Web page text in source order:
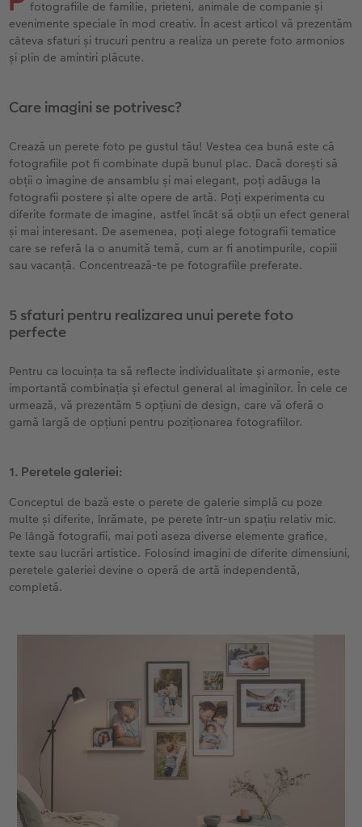
Exemplele clienților
Cum funcționează
Nature Prints
Dimensiunea imaginii
Fotografii standard
Cutii cu fotografii
Set fotografii
Instant Foto
Fotografie Aludibond
Galerie foto
Baghete pentru poster
Hexxas
Fotografie pe lemn
Colaje foto
Fotografii retro XXL
Felicitări
Lumea animalelor de companie
Textile
Art Prints
Calendare foto
Povești CEWE
Idei cadouri unice
Călătorie
Nuntă
Absolvire
fotografiile de familie, prieteni, animale de companie și
evenimente speciale în mod creativ. În acest articol vă prezentăm
câteva sfaturi și trucuri pentru a realiza un perete foto armonios
și plin de amintiri plăcute.
Care imagini se potrivesc?
Crează un perete foto pe gustul tău! Vestea cea bună este că
fotografiile pot fi combinate după bunul plac. Dacă dorești să
obții o imagine de ansamblu și mai elegant, poți adăuga la
fotografii postere și alte opere de artă. Poți experimenta cu
diferite formate de imagine, astfel încât să obții un efect general
și mai interesant. De asemenea, poți alege fotografii tematice
care se referă la o anumită temă, cum ar fi anotimpurile, copiii
sau vacanță. Concentrează-te pe fotografiile preferate.
5 sfaturi pentru realizarea unui perete foto
perfecte
Pentru ca locuința ta să reflecte individualitate și armonie, este
importantă combinația și efectul general al imaginilor. În cele ce
urmează, vă prezentăm 5 opțiuni de design, care vă oferă o
gamă largă de opțiuni pentru poziționarea fotografiilor.
1. Peretele galeriei:
Conceptul de bază este o perete de galerie simplă cu poze
multe și diferite, înrămate, pe perete într-un spațiu relativ mic.
Pe lângă fotografii, mai poti aseza diverse elemente grafice,
texte sau lucrări artistice. Folosind imagini de diferite dimensiuni,
peretele galeriei devine o operă de artă independentă,
completă.